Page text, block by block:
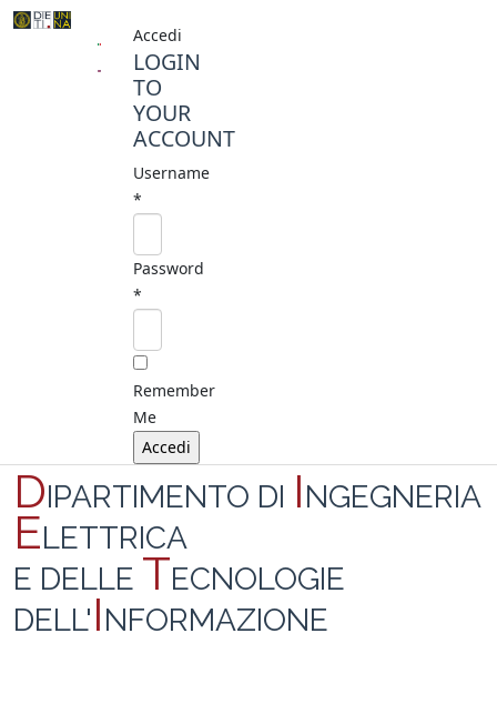
Accedi
LOGIN
TO
YOUR
ACCOUNT
Username
*
Password
*
Remember
Me
DIPARTIMENTO DI INGEGNERIA
ELETTRICA
E DELLE TECNOLOGIE
DELL'INFORMAZIONE